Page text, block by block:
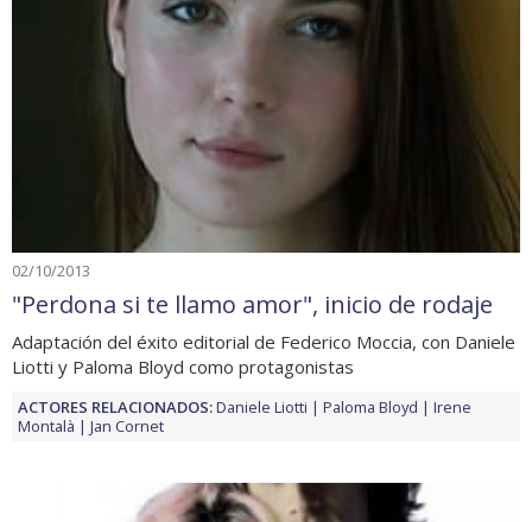
02/10/2013
"Perdona si te llamo amor", inicio de rodaje
Adaptación del éxito editorial de Federico Moccia, con Daniele
Liotti y Paloma Bloyd como protagonistas
ACTORES RELACIONADOS:Daniele Liotti Paloma Bloyd
Irene
Montalà
Jan Cornet